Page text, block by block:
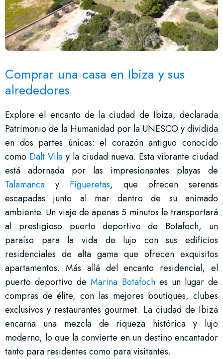
Comprar una casa en Ibiza y sus
alrededores
Explore el encanto de la ciudad de Ibiza, declarada
Patrimonio de la Humanidad por la UNESCO y dividida
en dos partes únicas: el corazón antiguo conocido
como Dalt Vila y la ciudad nueva. Esta vibrante ciudad
está adornada por las impresionantes playas de
Talamanca y Figueretas, que ofrecen serenas
escapadas junto al mar dentro de su animado
ambiente. Un viaje de apenas 5 minutos le transportará
al prestigioso puerto deportivo de Botafoch, un
paraíso para la vida de lujo con sus edificios
residenciales de alta gama que ofrecen exquisitos
apartamentos. Más allá del encanto residencial, el
puerto deportivo deMarina Botafoches un lugar de
compras de élite, con las mejores boutiques, clubes
exclusivos y restaurantes gourmet. La ciudad de Ibiza
encarna una mezcla de riqueza histórica y lujo
moderno, lo que la convierte en un destino encantador
tanto para residentes como para visitantes.